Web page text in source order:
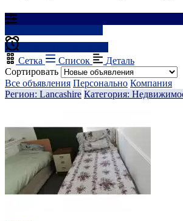
Сетка
Список
Деталь
Сортировать
Все объявления Персонально Компания
Регион: Lancashire Категория: